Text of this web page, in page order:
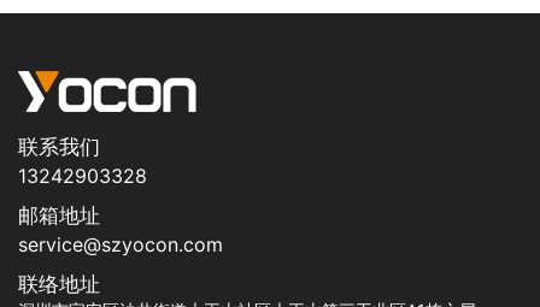
联系我们
13242903328
邮箱地址
service@szyocon.com
联络地址